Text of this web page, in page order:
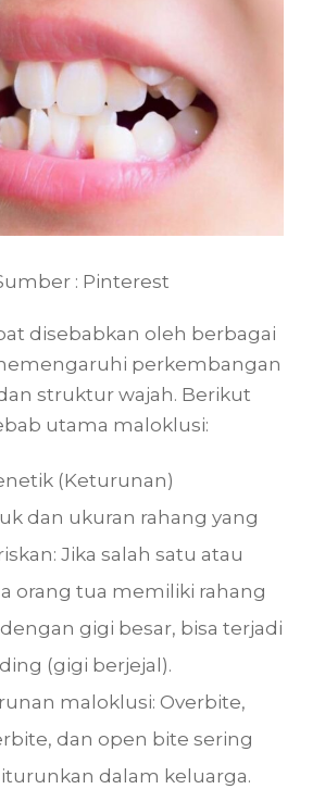
: Pinterest
disebabkan oleh berbagai
perkembangan
struktur wajah. Berikut
utama maloklusi:
(Keturunan)
dan ukuran rahang yang
Jika salah satu atau
orang tua memiliki rahang
gigi besar, bisa terjadi
(gigi berjejal).
maloklusi: Overbite,
dan open bite sering
dalam keluarga.